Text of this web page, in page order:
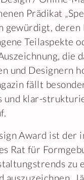
Prädikat
gewürdigt, deren
Teilaspekte
die
und Designern
fällt
und klar-
Award ist der
Rat für
zu
auszuzeichnen.